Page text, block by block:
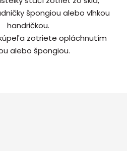
špongiou alebo vlhkou
handričkou.
zotriete opláchnutím
alebo špongiou.